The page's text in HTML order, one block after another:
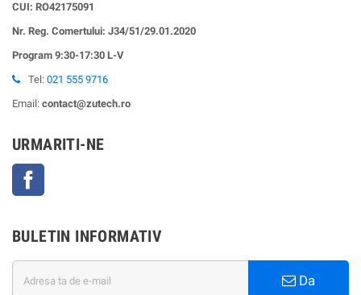
CUI: RO42175091
Nr. Reg. Comertului: J34/51/29.01.2020
Program 9:30-17:30 L-V
Tel: 021 555 9716
Email: contact@zutech.ro
URMARITI-NE
BULETIN INFORMATIV
Da